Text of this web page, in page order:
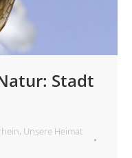
Stadt
, Unsere Heimat